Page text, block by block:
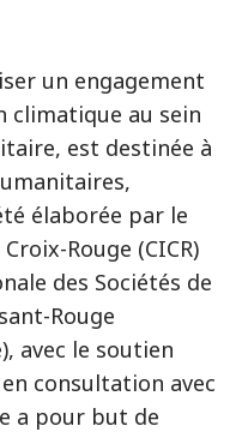
un engagement
climatique au sein
est destinée à
élaborée par le
Rouge (CICR)
des Sociétés de
Rouge
avec le soutien
consultation avec
a pour but de